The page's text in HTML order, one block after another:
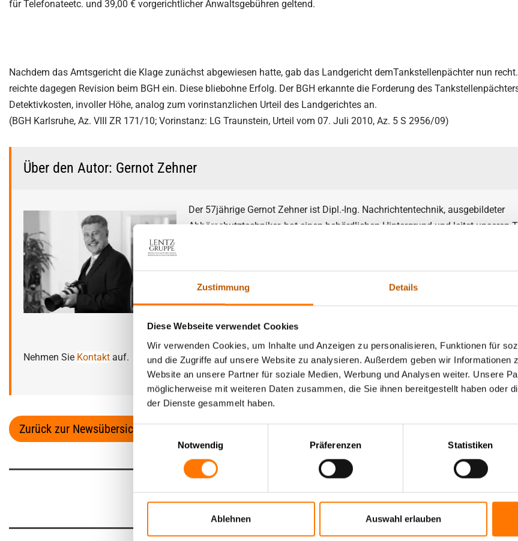
Zustimmung Details
Diese Webseite verwendet Cookies
Wir verwenden Cookies, um Inhalte und Anzeigen zu personalisieren, Funktionen für
und die Zugriffe auf unsere Website zu analysieren. Außerdem geben wir Informationen
Website an unsere Partner für soziale Medien, Werbung und Analysen weiter. Unsere
möglicherweise mit weiteren Daten zusammen, die Sie ihnen bereitgestellt haben oder
der Dienste gesammelt haben.
Einwilligungsauswahl
Notwendig
Präferenzen Statistiken
Ablehnen Auswahl erlauben
für Telefonateetc. und 39,00 € vorgerichtlicher Anwaltsgebühren geltend.
Nachdem das Amtsgericht die Klage zunächst abgewiesen hatte, gab das Landgericht demTankstellenpächter nun
reichte dagegen Revision beim BGH ein. Diese bliebohne Erfolg. Der BGH erkannte die Forderung des
Detektivkosten, involler Höhe, analog zum vorinstanzlichen Urteil des Landgerichtes an.
(BGH Karlsruhe, Az. VIII ZR 171/10; Vorinstanz: LG Traunstein, Urteil vom 07. Juli 2010, Az. 5 S 2956/09)
Über den Autor: Gernot Zehner
Der 57jährige Gernot Zehner ist Dipl.-Ing. Nachrichtentechnik, ausgebildeter
Abhörschutztechniker, hat einen behördlichen Hintergrund und leitet unseren
In diesem Bereich ist Herr Zehner auch in der Mandantenbetreuung in
italienischer Sprache im Einsatz. In seiner Freizeit ist der zweifache Vater
Hobbyfunker und in seiner Gemeinde politisch sehr aktiv.
Nehmen Sie Kontakt auf.
Zurück zur Newsübersicht